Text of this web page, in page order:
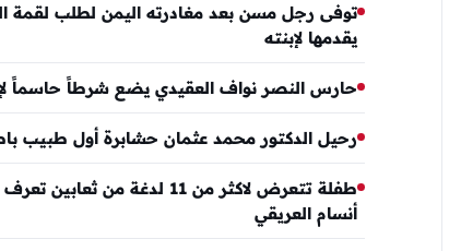
توفى رجل مسن بعد مغادرته اليمن لطلب لقمة
يقدمها لإبنته
حارس النصر نواف العقيدي يضع شرطاً حاسماً
رحيل الدكتور محمد عثمان حشابرة أول طبيب
طفلة تتعرض لاكثر من 11 لدغة
أنسام العريقي